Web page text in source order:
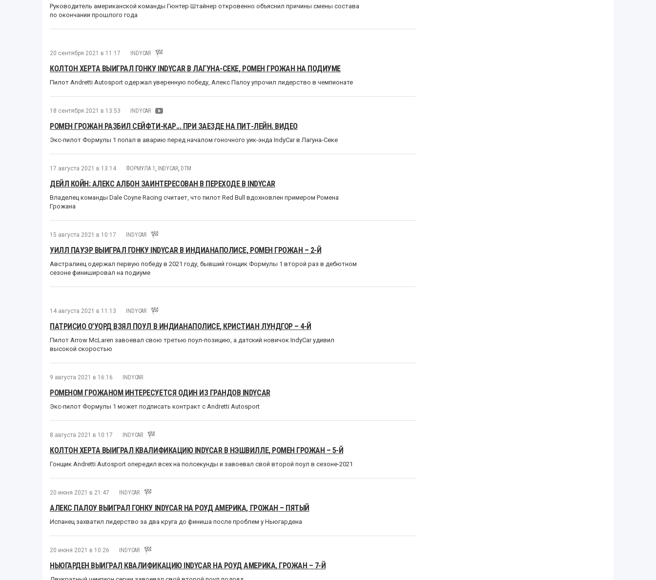
Руководитель американской команды Гюнтер Штайнер откровенно объяснил причины смены состава
по окончании прошлого года
20 сентября 2021 в 11:17 INDYCAR
КОЛТОН ХЕРТА ВЫИГРАЛ ГОНКУ INDYCAR В ЛАГУНА-СЕКЕ, РОМЕН ГРОЖАН НА ПОДИУМЕ
Пилот Andretti Autosport одержал уверенную победу, Алекс Палоу упрочил лидерство в чемпионате
18 сентября 2021 в 13:53 INDYCAR
РОМЕН ГРОЖАН РАЗБИЛ СЕЙФТИ-КАР... ПРИ ЗАЕЗДЕ НА ПИТ-ЛЕЙН. ВИДЕО
Экс-пилот Формулы 1 попал в аварию перед началом гоночного уик-энда IndyCar в Лагуна-Секе
17 августа 2021 в 13:14 ФОРМУЛА 1 INDYCAR, DTM
ДЕЙЛ КОЙН: АЛЕКС АЛБОН ЗАИНТЕРЕСОВАН В ПЕРЕХОДЕ В INDYCAR
Владелец команды Dale Coyne Racing считает, что пилот Red Bull вдохновлен примером Ромена
Грожана
15 августа 2021 в 10:17 INDYCAR
УИЛЛ ПАУЭР ВЫИГРАЛ ГОНКУ INDYCAR В ИНДИАНАПОЛИСЕ, РОМЕН ГРОЖАН – 2-Й
Австралиец одержал первую победу в 2021 году, бывший гонщик Формулы 1 второй раз в дебютном
сезоне финишировал на подиуме
14 августа 2021 в 11:13 INDYCAR
ПАТРИСИО О’УОРД ВЗЯЛ ПОУЛ В ИНДИАНАПОЛИСЕ, КРИСТИАН ЛУНДГОР – 4-Й
Пилот Arrow McLaren завоевал свою третью поул-позицию, а датский новичок IndyCar удивил
высокой скоростью
9 августа 2021 в 16:16 INDYCAR
РОМЕНОМ ГРОЖАНОМ ИНТЕРЕСУЕТСЯ ОДИН ИЗ ГРАНДОВ INDYCAR
Экс-пилот Формулы 1 может подписать контракт с Andretti Autosport
8 августа 2021 в 10:17 INDYCAR
КОЛТОН ХЕРТА ВЫИГРАЛ КВАЛИФИКАЦИЮ INDYCAR В НЭШВИЛЛЕ, РОМЕН ГРОЖАН – 5-Й
Гонщик Andretti Autosport опередил всех на полсекунды и завоевал свой второй поул в сезоне-2021
20 июня 2021 в 21:47 INDYCAR
АЛЕКС ПАЛОУ ВЫИГРАЛ ГОНКУ INDYCAR НА РОУД АМЕРИКА, ГРОЖАН – ПЯТЫЙ
Испанец захватил лидерство за два круга до финиша после проблем у Ньюгардена
20 июня 2021 в 10:26 INDYCAR
НЬЮГАРДЕН ВЫИГРАЛ КВАЛИФИКАЦИЮ INDYCAR НА РОУД АМЕРИКА, ГРОЖАН – 7-Й